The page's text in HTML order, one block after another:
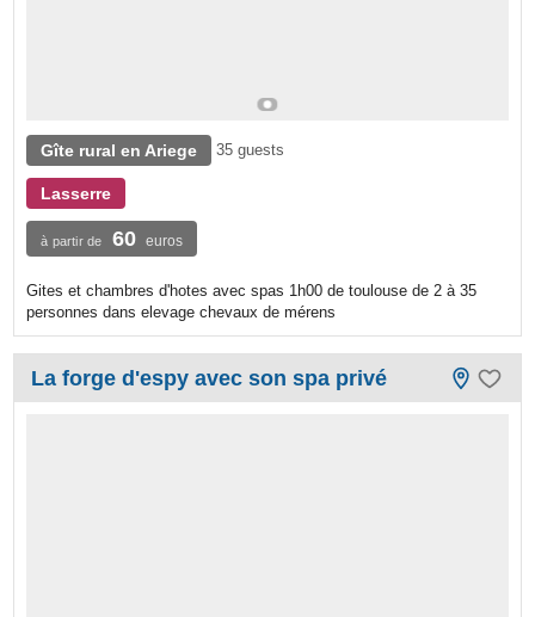
Gîte rural en Ariege 35 guests
Lasserre
à partir de 60 euros
Gites et chambres d'hotes avec spas 1h00 de toulouse de 2 à 35
personnes dans elevage chevaux de mérens
La forge d'espy avec son spa privé